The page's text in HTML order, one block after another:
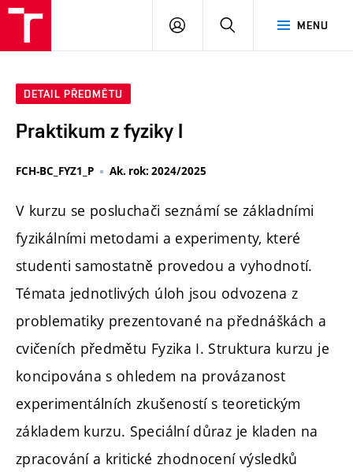
MENU
PŘIHLÁSIT
DETAIL PŘEDMĚTU
Praktikum z fyziky I
FCH-BC_FYZ1_P Ak. rok: 2024/2025
V kurzu se posluchači seznámí se základními
fyzikálními metodami a experimenty, které
studenti samostatně provedou a vyhodnotí.
Témata jednotlivých úloh jsou odvozena z
problematiky prezentované na přednáškách a
cvičeních předmětu Fyzika I. Struktura kurzu je
koncipována s ohledem na provázanost
experimentálních zkušeností s teoretickým
základem kurzu. Speciální důraz je kladen na
zpracování a kritické zhodnocení výsledků